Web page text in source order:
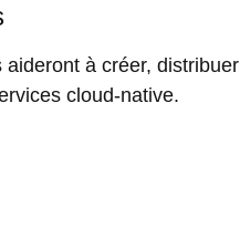
à créer, distribuer
cloud-native.